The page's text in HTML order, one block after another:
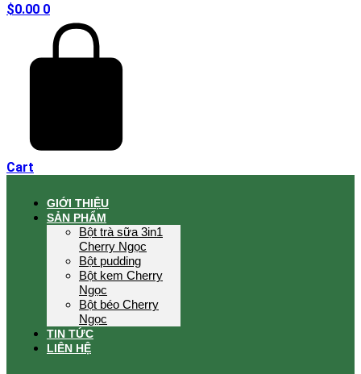
$0.00 0
Cart
GIỚI THIỆU
SẢN PHẨM
Bột trà sữa 3in1
Cherry Ngọc
Bột pudding
Bột kem Cherry
Ngọc
Bột béo Cherry
Ngọc
TIN TỨC
LIÊN HỆ